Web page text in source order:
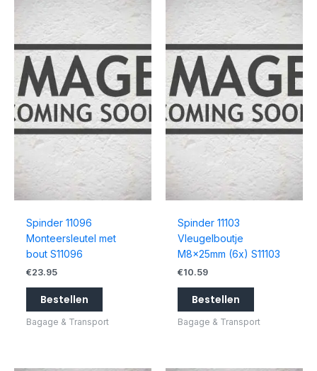
Spinder 11096
Monteersleutel met
bout S11096
€23.95
Bestellen
Bagage & Transport
Spinder 11103
Vleugelboutje
M8x25mm (6x) S11103
€10.59
Bestellen
Bagage & Transport